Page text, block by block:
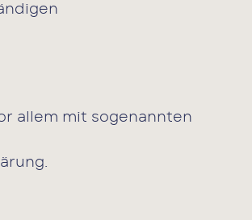
allem mit sogenannten